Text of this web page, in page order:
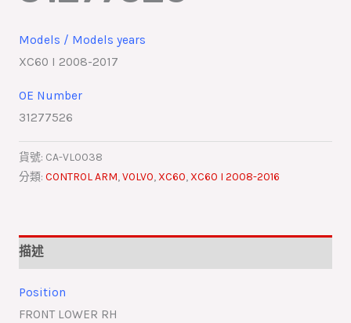
Models / Models years
XC60 I 2008-2017
OE Number
31277526
貨號: CA-VL0038
分類: CONTROL ARM,VOLVO, XC60, XC60 I 2008-2016
描述
Position
FRONT LOWER RH